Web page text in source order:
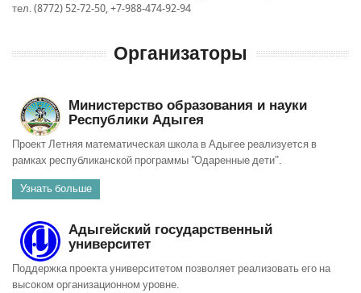
тел. (8772) 52-72-50, +7-988-474-92-94
Организаторы
Министерство образования и науки
Республики Адыгея
Проект Летняя математическая школа в Адыгее реализуется в
рамках республиканской программы "Одаренные дети".
Узнать больше
Адыгейский государственный
университет
Поддержка проекта университетом позволяет реализовать его на
высоком организационном уровне.